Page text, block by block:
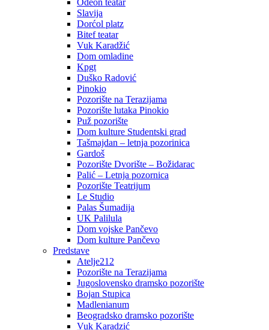
Odeon teatar
Slavija
Dorćol platz
Bitef teatar
Vuk Karadžić
Dom omladine
Kpgt
Duško Radović
Pinokio
Pozorište na Terazijama
Pozorište lutaka Pinokio
Puž pozorište
Dom kulture Studentski grad
Tašmajdan – letnja pozorinica
Gardoš
Pozorište Dvorište – Božidarac
Palić – Letnja pozornica
Pozorište Teatrijum
Le Studio
Palas Šumadija
UK Palilula
Dom vojske Pančevo
Dom kulture Pančevo
Predstave
Atelje212
Pozorište na Terazijama
Jugoslovensko dramsko pozorište
Bojan Stupica
Madlenianum
Beogradsko dramsko pozorište
Vuk Karadzić